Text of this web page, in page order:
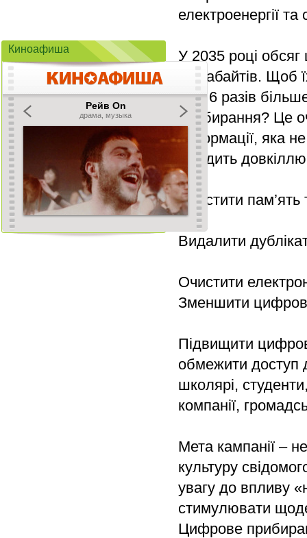
електроенергії
У 2035 році
зеттабайтів.
— у 6 разів
прибирання? Це
інформації, яка
шкодить
Очистити
Видалити
Очистити
Зменшити
Підвищити
обмежити доступ
школярі,
компанії,
Мета кампанії –
культуру
увагу до впливу
стимулювати
Цифрове
Киноафиша